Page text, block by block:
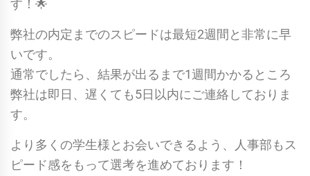
す！🌟
弊社の内定までのスピードは最短2週間と非常に早
いです。
通常でしたら、結果が出るまで1週間かかるところ
弊社は即日、遅くても5日以内にご連絡しておりま
す。
より多くの学生様とお会いできるよう、人事部もス
ピード感をもって選考を進めております！